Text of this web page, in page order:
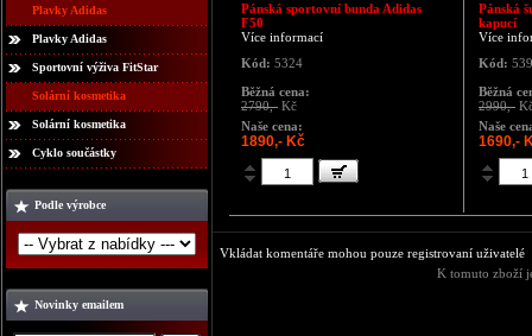
Plavky Adidas
Plavky Adidas
Sportovní výživa FitStar
Solární kosmetika
Solární kosmetika
Cyklo součástky
Podle výrobce
Novinky emailem
Pánská sportovní bunda Adidas
F50
Více informací
Kód: 5324
Běžná cena:
2790,- Kč
Naše cena:
1890,- Kč
Pánská
kapucí
Více
Kód:
Běžná
2990,-
Naše
1690,-
Vkládat komentáře mohou pouze registrovaní uživatelé
K tomuto zboží